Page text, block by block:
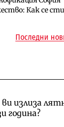
Как се
власт
население
Последни
излиза
година?